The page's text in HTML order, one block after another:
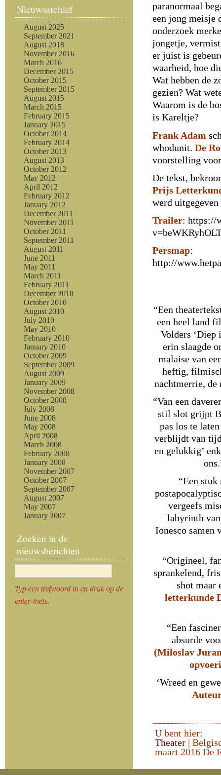
Nieuwsarchief
August 2025
September 2021
August 2018
November 2016
March 2016
December 2015
October 2015
September 2015
August 2015
March 2015
February 2015
January 2015
October 2014
February 2014
October 2013
August 2013
October 2012
May 2012
April 2012
February 2012
January 2012
December 2011
November 2011
October 2011
September 2011
August 2011
June 2011
May 2011
March 2011
February 2011
December 2010
October 2010
August 2010
July 2010
May 2010
February 2010
January 2010
October 2009
September 2009
August 2009
January 2009
November 2008
October 2008
July 2008
June 2008
May 2008
April 2008
March 2008
February 2008
January 2008
November 2007
October 2007
September 2007
August 2007
May 2007
January 2007
Zoeken in de
nieuwsberichten
Typ een trefwoord in en druk op de
enter-toets.
paranormaal
een jong meisje
onderzoek
jongetje,
er juist is
waarheid, hoe
Wat hebben de
gezien? Wat
Waarom is de
is Kareltje?
Frank Adam
whodunit. De
voorstelling
De tekst,
Prijs
werd
Trailer: https://
Persmap:
http://
“Een
een heel land
Volders ‘Diep
erin slaagde
malaise van
heftig,
nachtmerrie,
“Van een
stil slot grijpt
pas los te
verblijdt van
en gelukkig’
“Een
vergeefs
labyrinth van
Ionesco samen
“Origineel,
sprankelend,
shot maar
letterkunde
“Een
absurde
(Miloslav
‘Wreed en
U bent hier:
Theater |
maart 2016 De